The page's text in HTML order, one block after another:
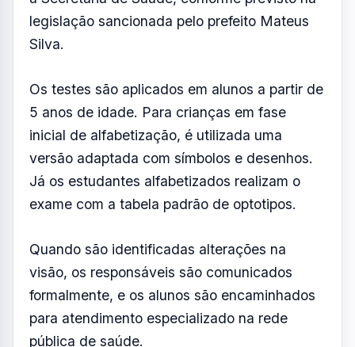
visão, os responsáveis são comunicados
formalmente, e os alunos são encaminhados
pública de saúde.
Segundo Antonio Carlos Junior, a medida
busca evitar que dificuldades visuais
prejudiquem o desempenho escolar. Já o
prefeito Mateus Silva destacou a importância
desenvolvimento contínuo das crianças.
A secretária de Educação, Roseli Morilla,
ressaltou que a iniciativa contribui
diretamente para o processo de ensino-